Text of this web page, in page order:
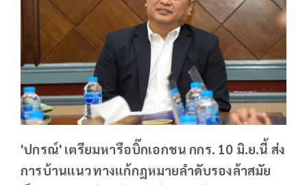
'ปกรณ์' เตรียมหารือบิ๊กเอกชน กกร. 10 มิ.ย.นี้ ส่ง
การบ้านแนวทางแก้กฎหมายลำดับรองล้าสมัย